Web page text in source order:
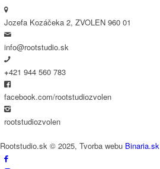
Jozefa Kozáčeka 2, ZVOLEN 960 01
info@rootstudio.sk
+421 944 560 783
facebook.com/rootstudiozvolen
rootstudiozvolen
Rootstudio.sk © 2025, Tvorba webu Binaria.sk